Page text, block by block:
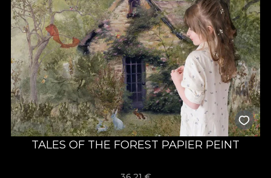
TALES OF THE FOREST PAPIER PEINT